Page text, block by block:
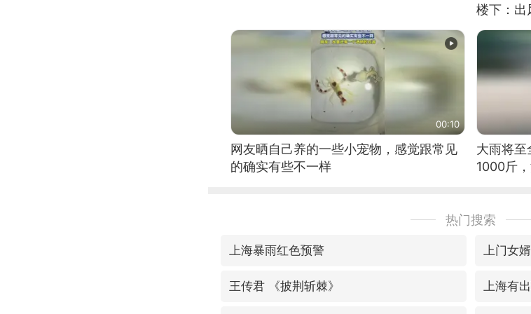
楼下：出
00:10
网友晒自己养的一些小宠物，感觉跟常见
的确实有些不一样
大雨将至
1000斤
热门搜索
上海暴雨红色预警 上门女
王传君 《披荆斩棘》 上海有